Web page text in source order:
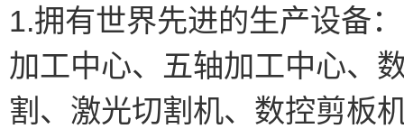
1.拥有世界先进的生产设备：
加工中心、五轴加工中心、
割、激光切割机、数控剪板